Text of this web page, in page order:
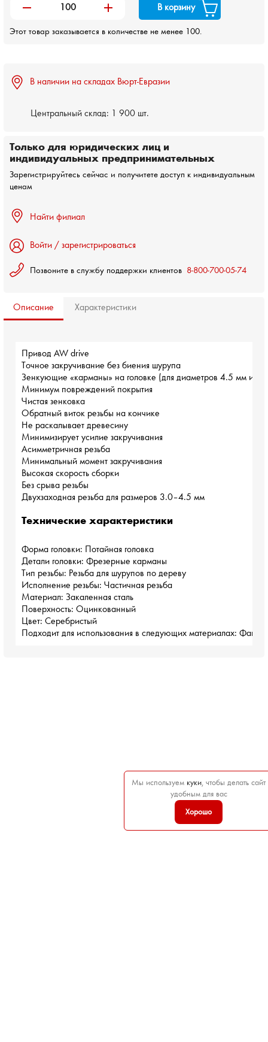
Мы используем куки , чтобы делать сайт
удобным для вас
Хорошо
remove add В корзину
Этот товар заказывается в количестве не менее 100.
В наличии на складах Вюрт-Евразии
Центральный склад: 1 900 шт.
Только для юридических лиц и
индивидуальных предпринимательных
Зарегистрируйтесь сейчас и получитете доступ к индивидуальным
ценам
Найти филиал
Войти / зарегистрироваться
Позвоните в службу поддержки клиентов 8-800-700-05-74
Описание Характеристики
Привод AW drive
Точное закручивание без биения шурупа
Зенкующие «карманы» на головке (для диаметров 4.5 мм и
Минимум повреждений покрытия
Чистая зенковка
Обратный виток резьбы на кончике
Не раскалывает древесину
Минимизирует усилие закручивания
Асимметричная резьба
Минимальный момент закручивания
Высокая скорость сборки
Без срыва резьбы
Двухзаходная резьба для размеров 3.0–4.5 мм
Технические характеристики
Форма головки: Потайная головка
Детали головки: Фрезерные карманы
Тип резьбы: Резьба для шурупов по дереву
Исполнение резьбы: Частичная резьба
Материал: Закаленная сталь
Поверхность: Оцинкованный
Цвет: Серебристый
Подходит для использования в следующих материалах: